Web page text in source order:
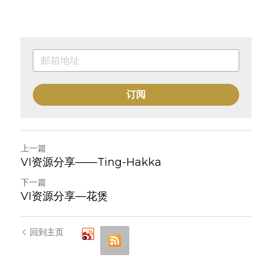
订阅
上一篇
VI资源分享——Ting-Hakka
下一篇
VI资源分享—花煲
回到主页